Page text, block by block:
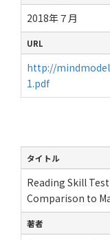
2018年７月
URL
http://
1.pdf
タイトル
Reading Skill
Comparison to
著者